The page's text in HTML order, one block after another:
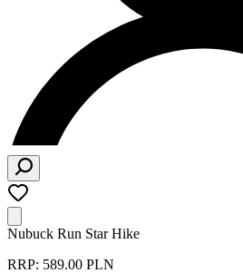
Nubuck Run Star Hike
RRP: 589.00 PLN